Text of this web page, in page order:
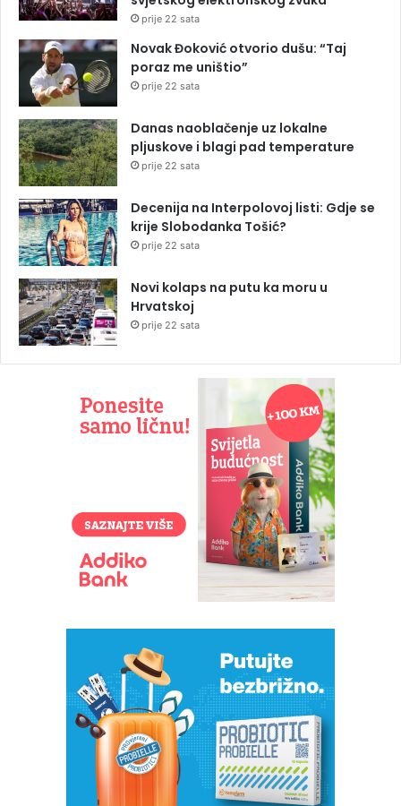
prije 22 sata
Novak Đoković otvorio dušu: “Taj
poraz me uništio”
prije 22 sata
Danas naoblačenje uz lokalne
pljuskove i blagi pad temperature
prije 22 sata
Decenija na Interpolovoj listi: Gdje se
krije Slobodanka Tošić?
prije 22 sata
Novi kolaps na putu ka moru u
Hrvatskoj
prije 22 sata